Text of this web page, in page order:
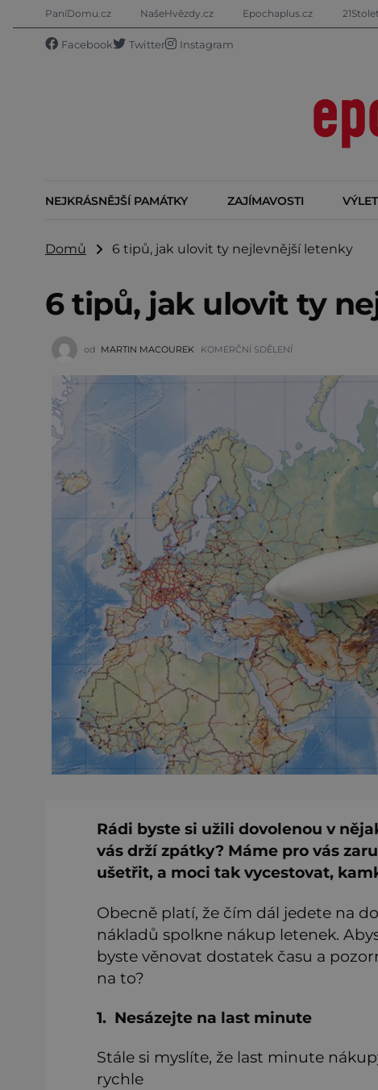
PaníDomu.cz NašeHvězdy.cz Epochaplus.cz
Facebook Twitter Instagram
NEJKRÁSNĚJŠÍ PAMÁTKY ZAJÍMAVOSTI
Domů 6 tipů, jak ulovit ty nejlevnější letenky
6 tipů, jak ulovit ty
od MARTIN MACOUREK KOMERČNÍ SDĚLENÍ
Rádi byste si užili dovolenou v
vás drží zpátky? Máme pro vás
ušetřit, a moci tak vycestovat,
Obecně platí, že čím dál jedete na
nákladů spolkne nákup letenek.
byste věnovat dostatek času a
na to?
1. Nesázejte na last minute
Stále si myslíte, že last minute
rychle